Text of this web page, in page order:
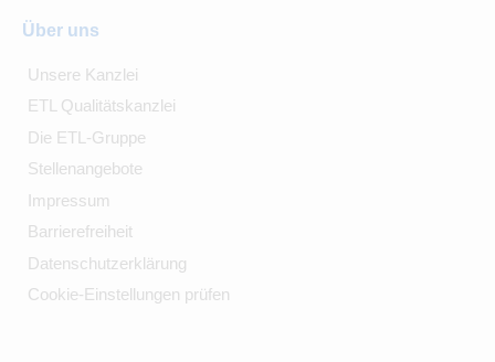
Über uns
Unsere Kanzlei
ETL Qualitätskanzlei
Die ETL-Gruppe
Stellenangebote
Impressum
Barrierefreiheit
Datenschutzerklärung
Cookie-Einstellungen prüfen